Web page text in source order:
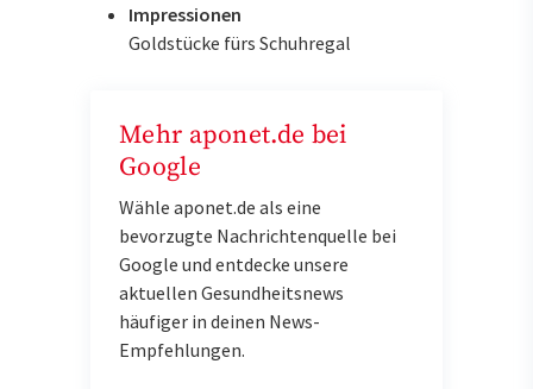
Impressionen
Goldstücke fürs Schuhregal
Mehr aponet.de bei
Google
Wähle aponet.de als eine
bevorzugte Nachrichtenquelle bei
Google und entdecke unsere
aktuellen Gesundheitsnews
häufiger in deinen News-
Empfehlungen.